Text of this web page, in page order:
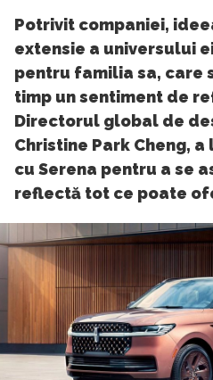
Potrivit companiei,
extensie a universului
pentru familia sa, care
timp un sentiment de
Directorul global de
Christine Park Cheng,
cu Serena pentru a se
reflectă tot ce poate